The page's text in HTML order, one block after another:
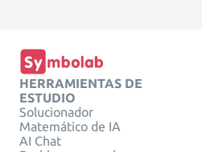
HERRAMIENTAS DE
ESTUDIO
Solucionador
Matemático de IA
AI Chat